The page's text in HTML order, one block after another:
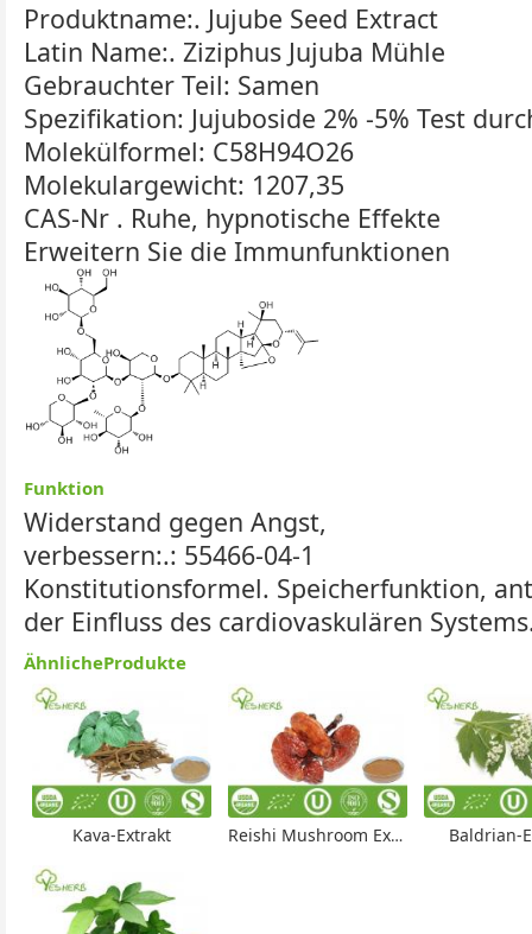
Produktname:. Jujube Seed Extract
Latin Name:. Ziziphus Jujuba Mühle
Gebrauchter Teil: Samen
Spezifikation: Jujuboside 2% -5% Test
Molekülformel: C58H94O26
Molekulargewicht: 1207,35
CAS-Nr . Ruhe, hypnotische Effekte
Erweitern Sie die Immunfunktionen
Funktion
Widerstand gegen Angst,
verbessern:.: 55466-04-1
Konstitutionsformel. Speicherfunktion,
der Einfluss des cardiovaskulären
ÄhnlicheProdukte
Kava-Extrakt Reishi Mushroom Extract Baldrian-